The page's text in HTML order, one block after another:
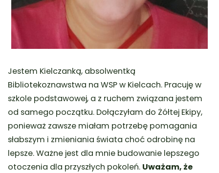
Jestem Kielczanką, absolwentką
Bibliotekoznawstwa na WSP w Kielcach. Pracuję w
szkole podstawowej, a z ruchem związana jestem
od samego początku. Dołączyłam do Żółtej Ekipy,
ponieważ zawsze miałam potrzebę pomagania
słabszym i zmieniania świata choć odrobinę na
lepsze. Ważne jest dla mnie budowanie lepszego
otoczenia dla przyszłych pokoleń. Uważam, że